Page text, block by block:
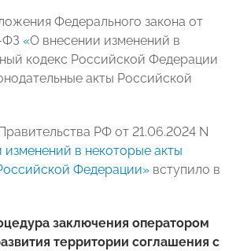
Федерального закона от
ФЗ «О внесении изменений в
кодекс Российской Федерации
акты Российской
РФ от 21.06.2024 N
в некоторые акты
Федерации» вступило в
заключения оператором
территории соглашения с